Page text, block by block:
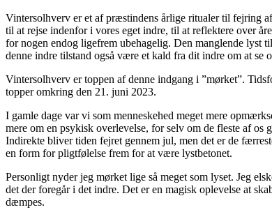
Vintersolhverv er et af præstindens årlige ritualer til fejring
til at rejse indenfor i vores eget indre, til at reflektere over
for nogen endog ligefrem ubehagelig. Den manglende lyst
denne indre tilstand også være et kald fra dit indre om at
Vintersolhverv er toppen af denne indgang i ”mørket”.
topper omkring den 21. juni 2023.
I gamle dage var vi som menneskehed meget mere
mere om en psykisk overlevelse, for selv om de fleste af
Indirekte bliver tiden fejret gennem jul, men det er de
en form for pligtfølelse frem for at være lystbetonet.
Personligt nyder jeg mørket lige så meget som lyset. Jeg
det der foregår i det indre. Det er en magisk oplevelse at
dæmpes.